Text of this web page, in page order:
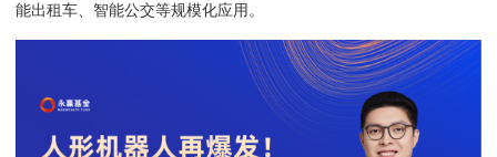
能出租车、智能公交等规模化应用。